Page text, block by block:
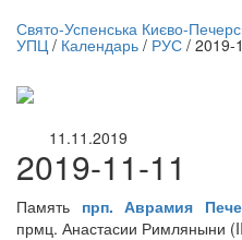
трансляция | 12 сентября
Свято-Успенська Києво-
УПЦ / Календарь / РУС / 2019-
11.11.2019
2019-11-11
Память прп. Аврамия
прмц. Анастасии Римляныни